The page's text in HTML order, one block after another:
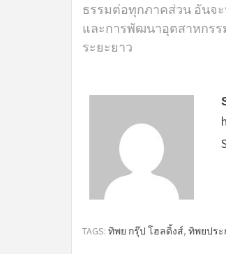
ธรรมต่อทุกภาคส่วน อันจะ
และการพัฒนาอุตสาหกรร
ระยะยาว
TAGS: ทิพย กรุ๊ป โฮลดิ้งส์, ทิพยปร